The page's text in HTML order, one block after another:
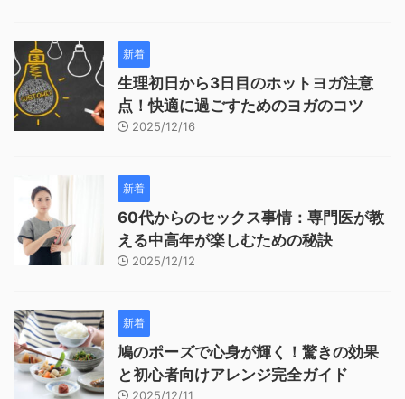
新着
生理初日から3日目のホットヨガ注意
点！快適に過ごすためのヨガのコツ
2025/12/16
新着
60代からのセックス事情：専門医が教
える中高年が楽しむための秘訣
2025/12/12
新着
鳩のポーズで心身が輝く！驚きの効果
と初心者向けアレンジ完全ガイド
2025/12/11